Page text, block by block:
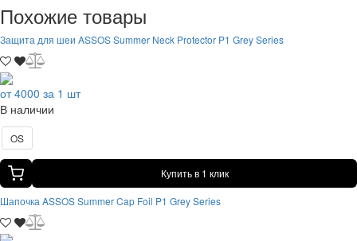
Похожие товары
Защита для шеи ASSOS Summer Neck Protector P1 Grey Series
от 4000 за 1 шт
В наличии
OS
Купить в 1 клик
Шапочка ASSOS Summer Cap Foil P1 Grey Series